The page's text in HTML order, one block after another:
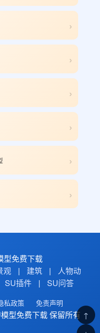
›
›
›
›
›
›
型免费下载
观 | 建筑 |
人物动
SU插件 | SU问答
私政策 免责声明
型免费下载 保留所有 ↑